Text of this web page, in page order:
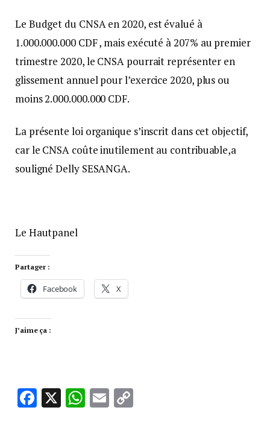
Le Budget du CNSA en 2020, est évalué à
1.000.000.000 CDF , mais exécuté à 207% au premier
trimestre 2020, le CNSA pourrait représenter en
glissement annuel pour l’exercice 2020, plus ou
moins 2.000.000.000 CDF.
La présente loi organique s’inscrit dans cet objectif,
car le CNSA coûte inutilement au contribuable,a
souligné Delly SESANGA.
Le Hautpanel
Partager :
Facebook X
J’aime ça :
Facebook
X WhatsApp
Email